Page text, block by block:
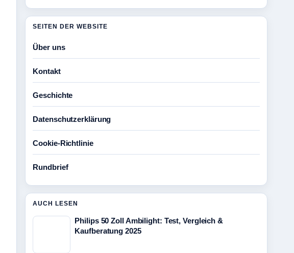
SEITEN DER WEBSITE
Über uns
Kontakt
Geschichte
Datenschutzerklärung
Cookie-Richtlinie
Rundbrief
AUCH LESEN
Philips 50 Zoll Ambilight: Test, Vergleich &
Kaufberatung 2025